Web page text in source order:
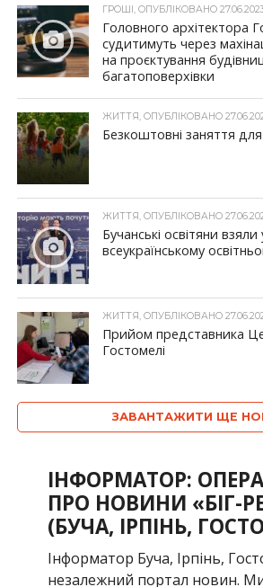
ГРОШІ, ОПУБЛІКОВАНО 27.06.2023
Головного архітектора
судитимуть через
на проєктування
багатоповерхівки
ЖИТТЯ, ОПУБЛІКОВАНО
Безкоштовні заняття для
ЖИТТЯ, ОПУБЛІКОВАНО
Бучанські освітяни взяли
всеукраїнському
ЖИТТЯ, ОПУБЛІКОВАНО
Прийом представника
Гостомелі
ЗАВАНТАЖИТИ ЩЕ
ІНФОРМАТОР:
ПРО НОВИНИ «БІГ-
(БУЧА, ІРПІНЬ,
Інформатор Буча, Ірпінь,
незалежний портал новин.